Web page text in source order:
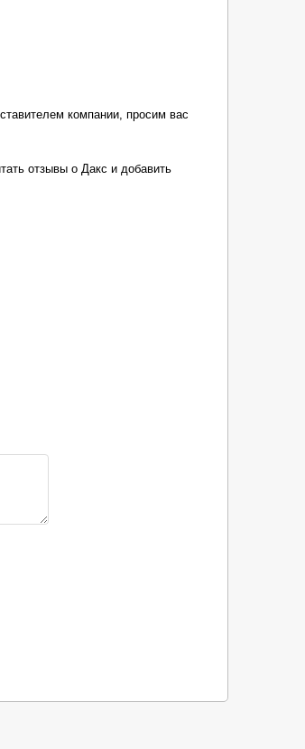
компании, просим вас
отзывы о Дакс и добавить